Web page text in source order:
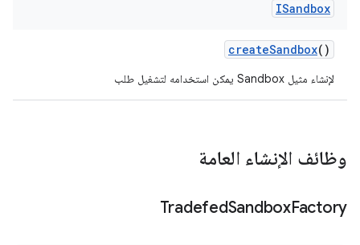
ISandbox
createSandbox()
لإنشاء مثيل Sandbox يمكن استخدامه لتشغيل طلب
وظائف الإنشاء العامة
TradefedSandboxFactory